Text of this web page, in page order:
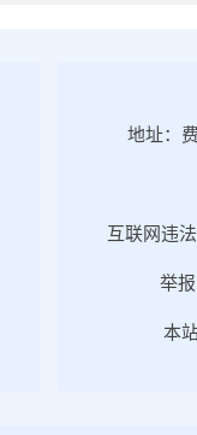
地址：
互联网违
举
本